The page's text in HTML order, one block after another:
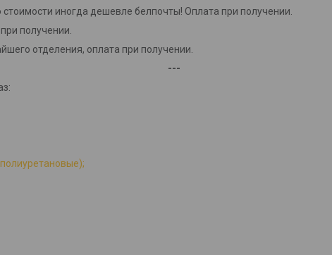
стоимости иногда дешевле белпочты! Оплата при получении.
получении.
отделения, оплата при получении.
---